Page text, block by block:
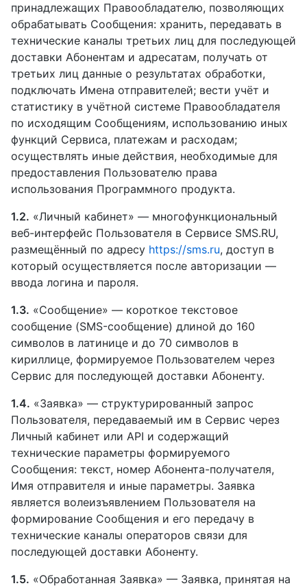
принадлежащих Правообладателю, позволяющих
обрабатывать Сообщения: хранить, передавать в
технические каналы третьих лиц для последующей
доставки Абонентам и адресатам, получать от
третьих лиц данные о результатах обработки,
подключать Имена отправителей; вести учёт и
статистику в учётной системе Правообладателя
по исходящим Сообщениям, использованию иных
функций Сервиса, платежам и расходам;
осуществлять иные действия, необходимые для
предоставления Пользователю права
использования Программного продукта.
1.2. «Личный кабинет» — многофункциональный
веб-интерфейс Пользователя в Сервисе SMS.RU,
размещённый по адресу https://sms.ru, доступ в
который осуществляется после авторизации —
ввода логина и пароля.
1.3. «Сообщение» — короткое текстовое
сообщение (SMS-сообщение) длиной до 160
символов в латинице и до 70 символов в
кириллице, формируемое Пользователем через
Сервис для последующей доставки Абоненту.
1.4. «Заявка» — структурированный запрос
Пользователя, передаваемый им в Сервис через
Личный кабинет или API и содержащий
технические параметры формируемого
Сообщения: текст, номер Абонента-получателя,
Имя отправителя и иные параметры. Заявка
является волеизъявлением Пользователя на
формирование Сообщения и его передачу в
технические каналы операторов связи для
последующей доставки Абоненту.
1.5. «Обработанная Заявка» — Заявка, принятая на